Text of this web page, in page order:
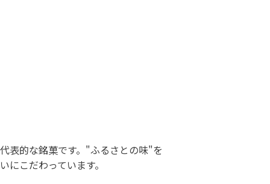
表的な銘菓です。"ふるさとの味"を
にこだわっています。